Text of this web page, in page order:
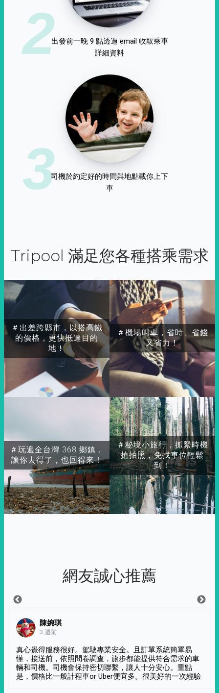
2出發前一晚 9 點透過 email 收取乘車
詳細資料
3司機於約定好的時間與地點載你上下
車
Tripool 滿足您各種搭乘需求
＃出差跨縣市，以搭高鐵
的價格，更快抵達目的
地！
＃玩遍全台灣 368 鄉鎮，
讓你去得了，也回得來！
＃秘境小旅行，抓緊時機
搶拍照，免找車位輕鬆
到！
＃機場叫車，省時、省錢
又省力！
網友誠心推薦
陳婉琪
3 週前
真心覺得服務很好。駕駛專業安全。且訂單系統簡單易
懂，接送前，依照問卷調查，旅步都能提供符合需求的車
輛和司機。司機會保持密切聯繫，讓人十分安心。重點
是，價格比一般計程車or Uber便宜多。很美好的一次經驗